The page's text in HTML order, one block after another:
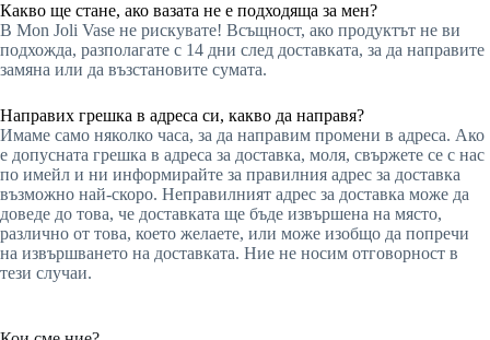
Какво ще стане, ако вазата не е подходяща за мен?
В Mon Joli Vase не рискувате! Всъщност, ако продуктът не ви
подхожда, разполагате с 14 дни след доставката, за да направите
замяна или да възстановите сумата.
Направих грешка в адреса си, какво да направя?
Имаме само няколко часа, за да направим промени в адреса. Ако
е допусната грешка в адреса за доставка, моля, свържете се с нас
по имейл и ни информирайте за правилния адрес за доставка
възможно най-скоро. Неправилният адрес за доставка може да
доведе до това, че доставката ще бъде извършена на място,
различно от това, което желаете, или може изобщо да попречи
на извършването на доставката. Ние не носим отговорност в
тези случаи.